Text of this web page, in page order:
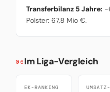
Transferbilanz 5 Jahre: -
Polster: 67,8 Mio €.
06 Im Liga-Vergleich
EK-RANKING
UMSATZ-